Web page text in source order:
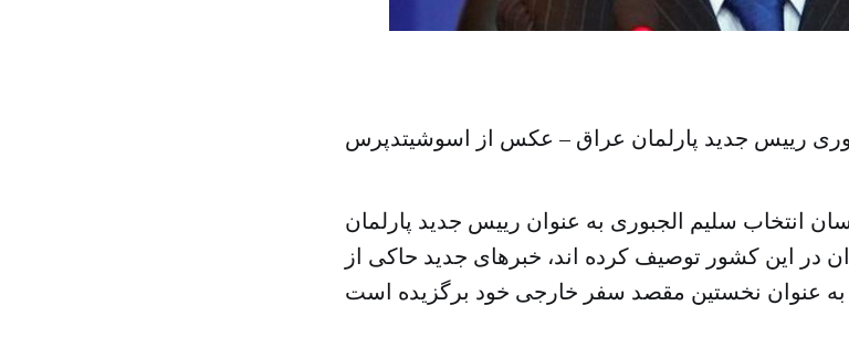
رییس جدید پارلمان عراق – عکس از اسوشیتدپرس
انتخاب سلیم الجبوری به عنوان رییس جدید پارلمان
در این کشور توصیف کرده اند، خبرهای جدید حاکی از